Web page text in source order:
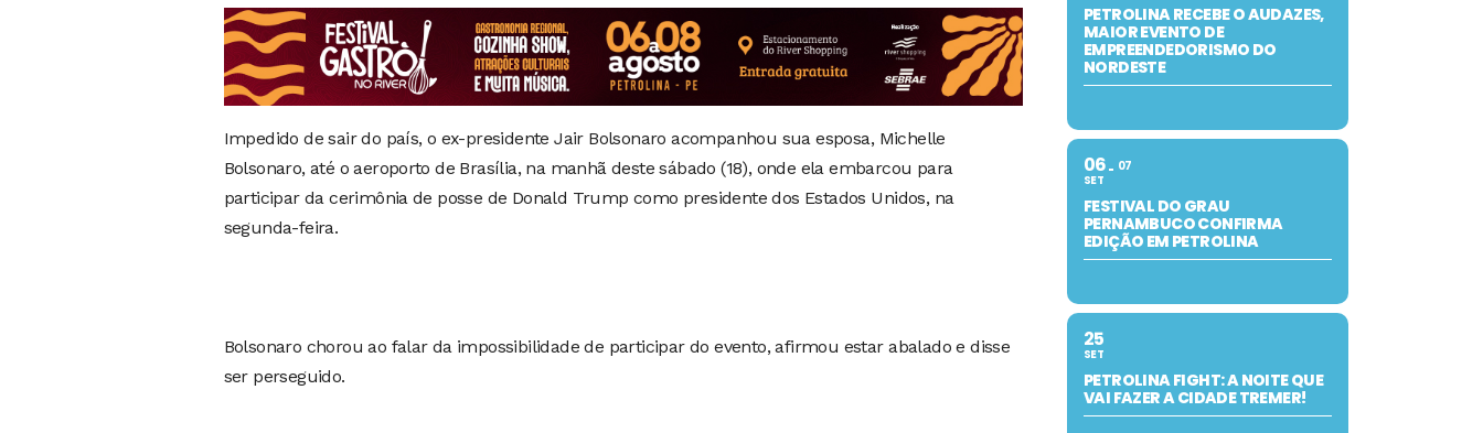
Impedido de sair do país, o ex-presidente Jair Bolsonaro acompanhou sua esposa, Michelle
Bolsonaro, até o aeroporto de Brasília, na manhã deste sábado (18), onde ela embarcou para
participar da cerimônia de posse de Donald Trump como presidente dos Estados Unidos, na
segunda-feira.
Bolsonaro chorou ao falar da impossibilidade de participar do evento, afirmou estar abalado e disse
ser perseguido.
PETROLINA RECEBE O AUDAZES,
MAIOR EVENTO DE
EMPREENDEDORISMO DO
NORDESTE
06
SET
07
FESTIVAL DO GRAU
PERNAMBUCO CONFIRMA
EDIÇÃO EM PETROLINA
25
SET
PETROLINA FIGHT: A NOITE QUE
VAI FAZER A CIDADE TREMER!